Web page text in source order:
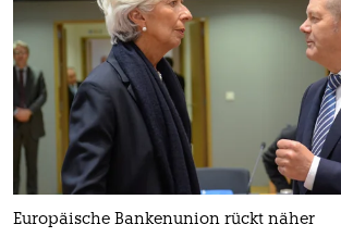
Europäische Bankenunion rückt näher